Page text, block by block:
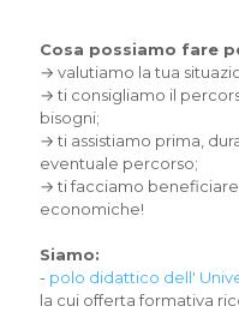
Cosa possiamo fare
→ valutiamo la tua
→ ti consigliamo il
bisogni;
→ ti assistiamo prima,
eventuale percorso;
→ ti facciamo
economiche!
Siamo:
- polo didattico dell'
la cui offerta formativa